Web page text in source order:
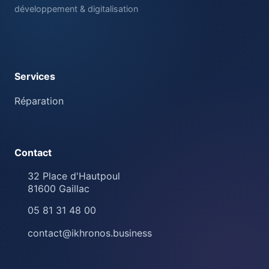
développement & digitalisation
Services
Réparation
Contact
32 Place d'Hautpoul
81600 Gaillac
05 81 31 48 00
contact@ikhronos.business